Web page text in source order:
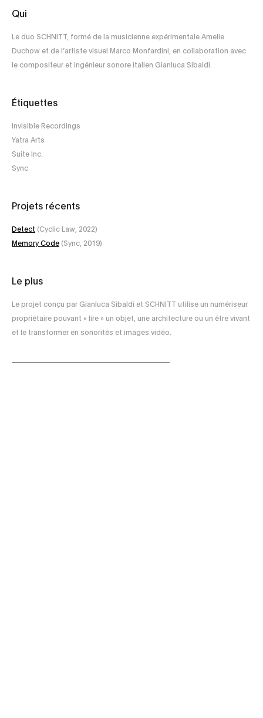
Qui
Le duo SCHNITT, formé de la musicienne expérimentale Amelie
Duchow et de l’artiste visuel Marco Monfardini, en collaboration avec
le compositeur et ingénieur sonore italien Gianluca Sibaldi.
Étiquettes
Invisible Recordings
Yatra Arts
Suite Inc.
Sync
Projets récents
Detect (Cyclic Law, 2022)
Memory Code (Sync, 2019)
Le plus
Le projet conçu par Gianluca Sibaldi et SCHNITT utilise un numériseur
propriétaire pouvant « lire » un objet, une architecture ou un être vivant
et le transformer en sonorités et images vidéo.